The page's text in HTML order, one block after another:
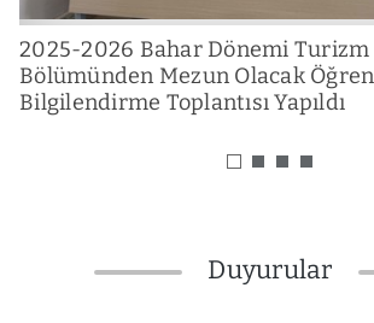
2025-2026 Bahar Dönemi
Bölümünden Mezun Olacak
Bilgilendirme Toplantısı Yapıldı
Duyurular